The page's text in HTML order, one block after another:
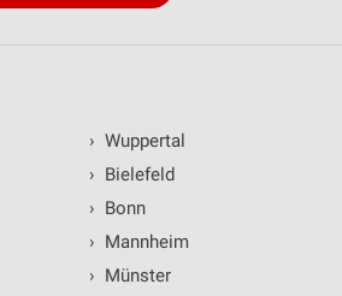
› Wuppertal
› Bielefeld
› Bonn
› Mannheim
› Münster